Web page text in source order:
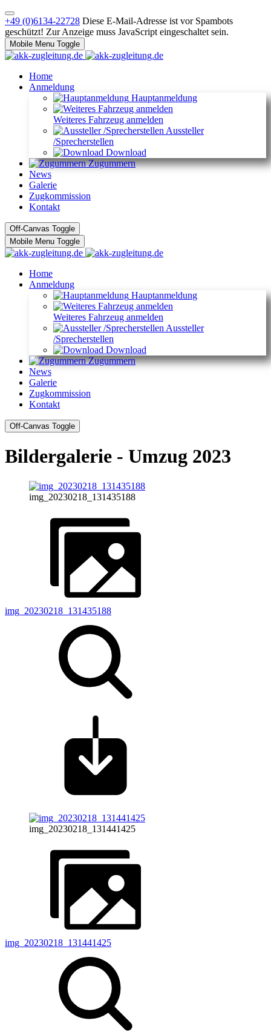
+49 (0)6134-22728 Diese E-Mail-Adresse ist vor Spambots
geschützt! Zur Anzeige muss JavaScript eingeschaltet sein.
Mobile Menu Toggle
Home
Anmeldung
Hauptanmeldung
Weiteres Fahrzeug anmelden
Aussteller
/Sprecherstellen
Download
Zugummern
News
Galerie
Zugkommission
Kontakt
Off-Canvas Toggle
Mobile Menu Toggle
Home
Anmeldung
Hauptanmeldung
Weiteres Fahrzeug anmelden
Aussteller
/Sprecherstellen
Download
Zugummern
News
Galerie
Zugkommission
Kontakt
Off-Canvas Toggle
Bildergalerie - Umzug 2023
img_20230218_131435188
img_20230218_131435188
img_20230218_131441425
img_20230218_131441425